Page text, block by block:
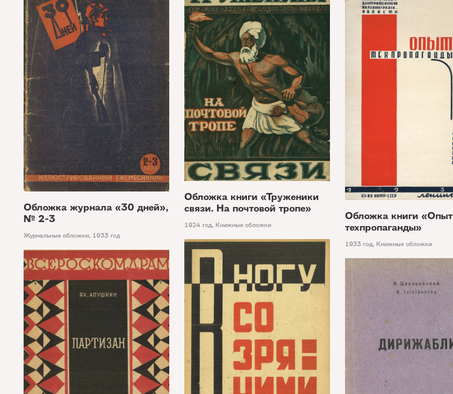
Обложка журнала «30 дней»,
№ 2-3
Журнальные обложки, 1933 год
Обложка книги «Труженики
связи. На почтовой тропе»
1924 год, Книжные обложки
Обложка книги «Опыт
техпропаганды»
1933 год, Книжные обложки